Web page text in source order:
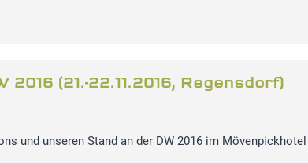
2016 (21.-22.11.2016, Regensdorf)
und unseren Stand an der DW 2016 im